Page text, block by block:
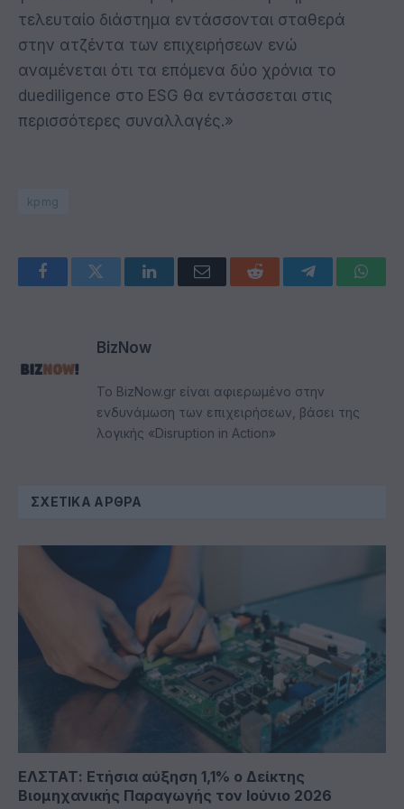
τελευταίο διάστημα εντάσσονται σταθερά
στην ατζέντα των επιχειρήσεων ενώ
αναμένεται ότι τα επόμενα δύο χρόνια το
duediligence στο ESG θα εντάσσεται στις
περισσότερες συναλλαγές.»
kpmg
FacebookTwitter LinkedInEmail Reddit Telegram
BizNow
Το BizNow.gr είναι αφιερωμένο στην
ενδυνάμωση των επιχειρήσεων, βάσει της
λογικής «Disruption in Action»
ΣΧΕΤΙΚΆ ΆΡΘΡΑ
ΕΛΣΤΑΤ: Ετήσια αύξηση 1,1% ο Δείκτης
Βιομηχανικής Παραγωγής τον Ιούνιο 2026